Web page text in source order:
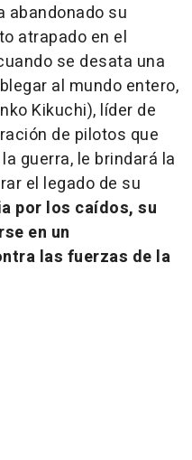
abandonado su
atrapado en el
se desata una
al mundo entero,
Kikuchi), líder de
de pilotos que
guerra, le brindará la
el legado de su
por los caídos, su
en un
las fuerzas de la